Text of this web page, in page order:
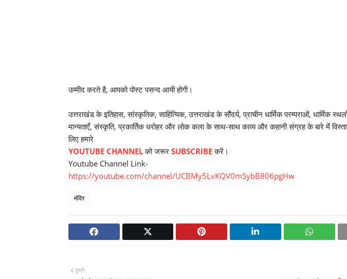
उम्मीद करते है, आपको पोस्ट पसन्द आयी होगी।
उत्तराखंड के इतिहास, सांस्कृतिक, साहित्यिक, उत्तराखंड के सौंदर्य, प्राचीन धार्मिक परम्पराओं, धार्मिक
मान्यताएँ, संस्कृति, प्रकार्तिक धरोहर और लोक कला के साथ-साथ काव्य और कहानी संग्रह के बारे मेंं
लिए हमारे
YOUTUBE CHANNELको जरूर SUBSCRIBEकरें।
Youtube Channel Link-
https://youtube.com/channel/UCBMy5LvKQV0mSybB806pgHw
मंदिर
पुराने